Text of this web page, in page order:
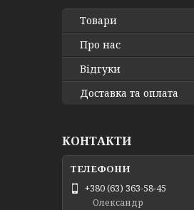
Товари
Про нас
Відгуки
Доставка та оплата
КОНТАКТИ
+380 (63) 363-58-45
Олександр